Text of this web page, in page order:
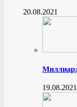
20.08.2021
19.08.2021